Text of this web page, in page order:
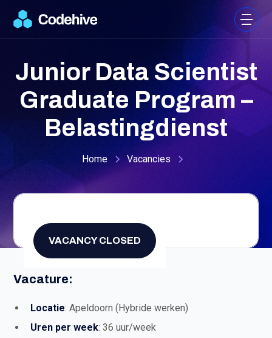
Junior Data Scientist
Graduate Program –
Belastingdienst
Home Vacancies
3300-3600/month
VACANCY CLOSED
Vacature:
Locatie: Apeldoorn (Hybride werken)
Uren per week: 36 uur/week